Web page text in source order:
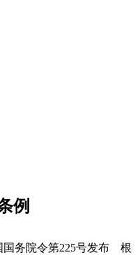
例
国务院令第225号发布 根